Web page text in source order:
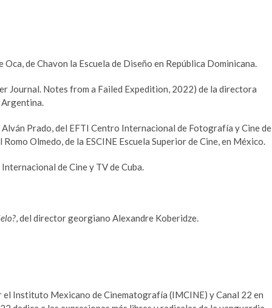
de Chavon la Escuela de Diseño en República Dominicana.
Journal. Notes from a Failed Expedition, 2022) de la directora
Argentina.
Prado, del EFTI Centro Internacional de Fotografía y Cine de
Olmedo, de la ESCINE Escuela Superior de Cine, en México.
de Cine y TV de Cuba.
, del director georgiano Alexandre Koberidze.
el Instituto Mexicano de Cinematografía (IMCINE) y Canal 22 en